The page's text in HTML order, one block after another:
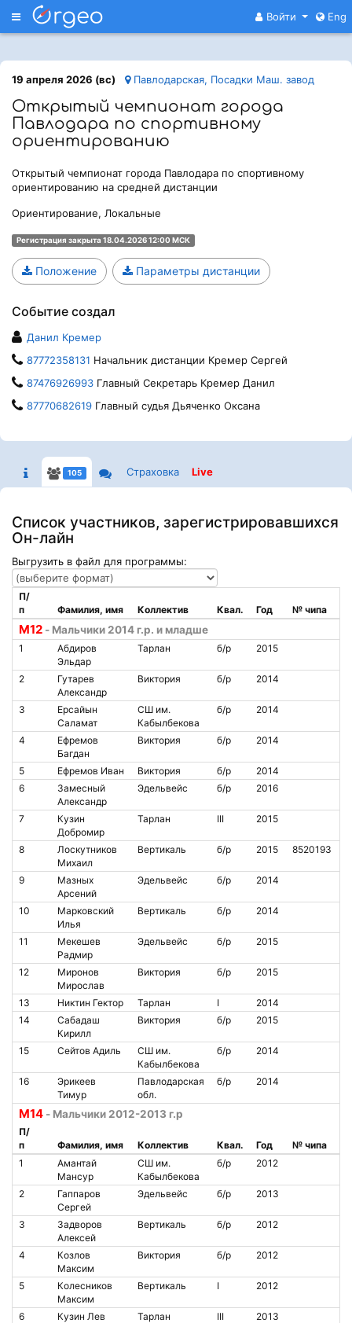
Меню Войти Eng
19 апреля 2026 (вс) Павлодарская, Посадки Маш. завод
Открытый чемпионат города
Павлодара по спортивному
ориентированию
Открытый чемпионат города Павлодара по спортивному
ориентированию на средней дистанции
Ориентирование, Локальные
Регистрация закрыта 18.04.2026 12:00 МСК
Положение Параметры дистанции
Событие создал
Данил Кремер
87772358131 Начальник дистанции Кремер Сергей
87476926993 Главный Секретарь Кремер Данил
87770682619 Главный судья Дьяченко Оксана
105 Страховка Live
Список участников, зарегистрировавшихся
Он-лайн
Выгрузить в файл для программы:
M12 - Мальчики 2014 г.р. и младше
П/
п
Фамилия, имя Коллектив Квал. Год № чипа
1
Абдиров
Эльдар
Тарлан б/р 2015
2
Гутарев
Александр
Виктория б/р 2014
3
Ерсайын
Саламат
СШ им.
Кабылбекова
б/р 2014
4
Ефремов
Багдан
Виктория б/р 2014
5 Ефремов Иван Виктория б/р
2014
6
Замесный
Александр
Эдельвейс б/р 2016
7
Кузин
Добромир
Тарлан III 2015
8
Лоскутников
Михаил
Вертикаль б/р 2015 8520193
9
Мазных
Арсений
Эдельвейс б/р 2014
10
Марковский
Илья
Вертикаль б/р 2014
11
Мекешев
Радмир
Эдельвейс б/р 2015
12
Миронов
Мирослав
Виктория б/р 2015
13 Никтин Гектор Тарлан I
2014
14
Сабадаш
Кирилл
Виктория б/р 2015
15 Сейтов Адиль
СШ им.
Кабылбекова
б/р 2014
16
Эрикеев
Тимур
Павлодарская
обл.
б/р 2014
M14 - Мальчики 2012-2013 г.р
П/
п
Фамилия, имя Коллектив Квал. Год
№ чипа
1
Амантай
Мансур
СШ им.
Кабылбекова
б/р 2012
2
Гаппаров
Сергей
Эдельвейс б/р 2013
3
Задворов
Алексей
Вертикаль б/р 2012
4
Козлов
Максим
Виктория б/р 2012
5
Колесников
Максим
Вертикаль I 2012
6 Кузин Лев Тарлан III
2013